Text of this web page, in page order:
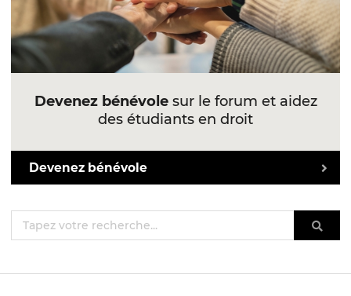
Devenez bénévolesur le forum et aidez
des étudiants en droit
Devenez bénévole